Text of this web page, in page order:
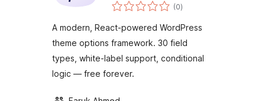
Options Framework
(0કુલ
રેટિંગ્સ
)
A modern, React-powered WordPress
theme options framework. 30 field
types, white-label support, conditional
logic — free forever.